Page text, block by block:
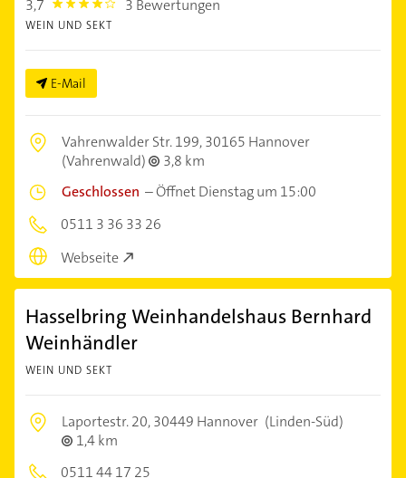
3,7 3.7 3 Bewertungen
WEIN UND SEKT
E-Mail
Vahrenwalder Str. 199,30165 Hannover
(Vahrenwald)
3,8 km
Geschlossen –Öffnet Dienstag um 15:00
0511 3 36 33 26
Webseite
Hasselbring Weinhandelshaus Bernhard
Weinhändler
WEIN UND SEKT
Laportestr. 20,30449 Hannover (Linden-Süd)
1,4 km
0511 44 17 25